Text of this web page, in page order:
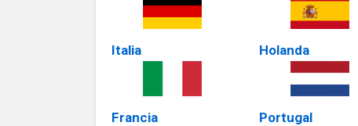
Italia
Francia
Holanda
Portugal